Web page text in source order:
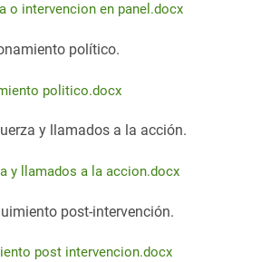
o intervencion en panel.docx
político.
politico.docx
y llamados a la acción.
y llamados a la accion.docx
post-intervención.
post intervencion.docx